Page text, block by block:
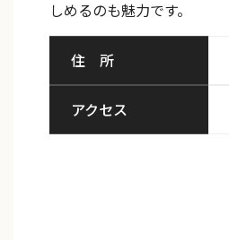
しめるのも魅力です。
住 所
アクセス